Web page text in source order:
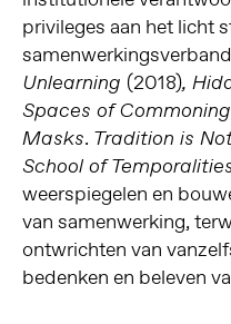
privileges aan het licht
Unlearning (2018),
Spaces of Commoning
Masks. Tradition is
School of
weerspiegelen en
van samenwerking,
ontwrichten van
bedenken en beleven